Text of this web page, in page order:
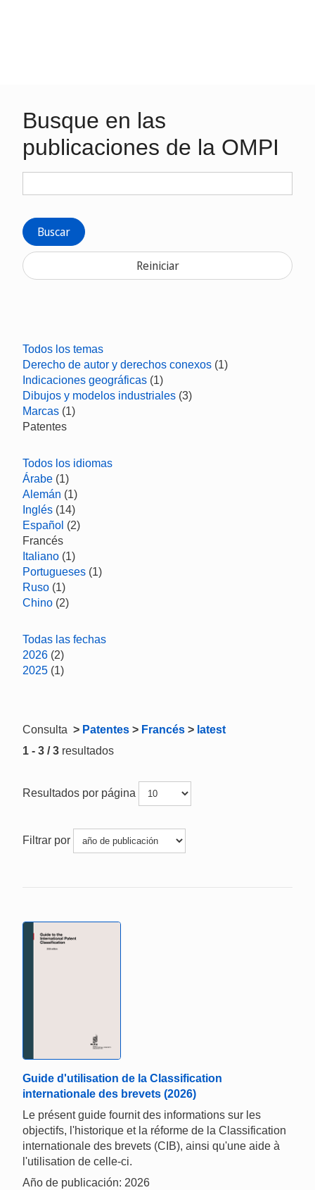
Busque en las
publicaciones de la OMPI
Buscar
Reiniciar
Todos los temas
Derecho de autor y derechos conexos (1)
Indicaciones geográficas (1)
Dibujos y modelos industriales (3)
Marcas (1)
Patentes
Todos los idiomas
Árabe (1)
Alemán (1)
Inglés (14)
Español (2)
Francés
Italiano (1)
Portugueses (1)
Ruso (1)
Chino (2)
Todas las fechas
2026 (2)
2025 (1)
Consulta > Patentes > Francés > latest
1 - 3 / 3 resultados
Resultados por página
Filtrar por
Guide d'utilisation de la Classification
internationale des brevets (2026)
Le présent guide fournit des informations sur les
objectifs, l'historique et la réforme de la Classification
internationale des brevets (CIB), ainsi qu'une aide à
l'utilisation de celle-ci.
Año de publicación: 2026